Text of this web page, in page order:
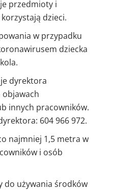
przedmioty i
dzieci.
w przypadku
dziecka
dyrektora
objawach
innych pracowników.
604 966 972.
najmniej 1,5 metra w
i osób
do używania środków